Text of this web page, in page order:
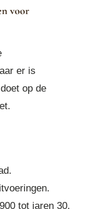
voor
er is
op de
tot jaren 30.